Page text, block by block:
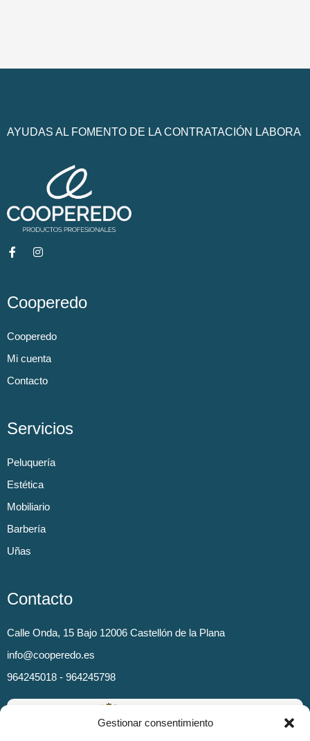
Gestionar consentimiento
AYUDAS AL FOMENTO DE LA CONTRATACIÓN LABORA
Cooperedo
Cooperedo
Mi cuenta
Contacto
Servicios
Peluquería
Estética
Mobiliario
Barbería
Uñas
Contacto
Calle Onda, 15 Bajo 12006 Castellón de la Plana
info@cooperedo.es
964245018 - 964245798